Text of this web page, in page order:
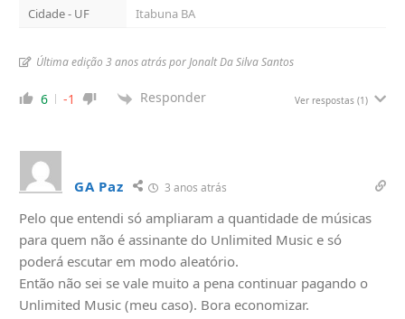
Cidade - UF Itabuna BA
Última edição 3 anos atrás por Jonalt Da Silva Santos
6 -1 Responder Ver respostas (1)
GA Paz 3 anos atrás
Pelo que entendi só ampliaram a quantidade de músicas
para quem não é assinante do Unlimited Music e só
poderá escutar em modo aleatório.
Então não sei se vale muito a pena continuar pagando o
Unlimited Music (meu caso). Bora economizar.